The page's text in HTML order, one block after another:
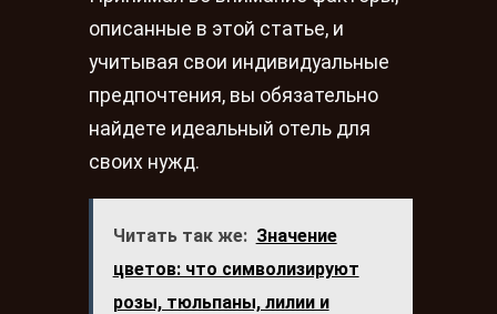
описанные в этой статье, и
учитывая свои индивидуальные
предпочтения, вы обязательно
найдете идеальный отель для
своих нужд.
Читать так же: Значение
цветов: что символизируют
розы, тюльпаны, лилии и